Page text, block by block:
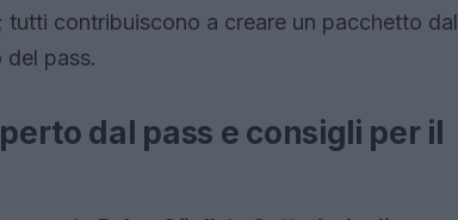
contribuiscono a creare un pacchetto dal
pass.
dal pass e consigli per il